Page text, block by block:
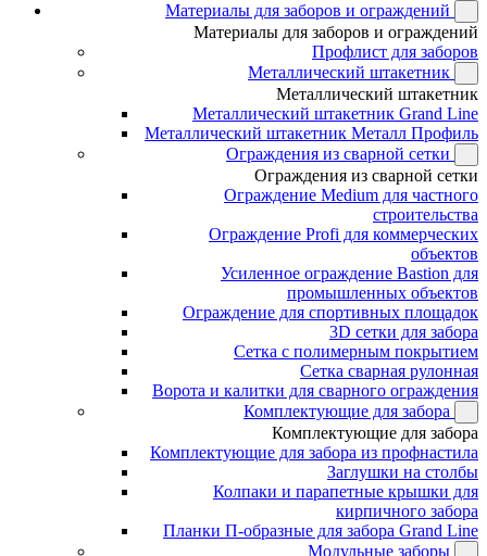
Материалы для заборов и ограждений
Материалы для заборов и ограждений
Профлист для заборов
Металлический штакетник
Металлический штакетник
Металлический штакетник Grand Line
Металлический штакетник Металл Профиль
Ограждения из сварной сетки
Ограждения из сварной сетки
Ограждение Medium для частного
строительства
Ограждение Profi для коммерческих
объектов
Усиленное ограждение Bastion для
промышленных объектов
Ограждение для спортивных площадок
3D сетки для забора
Сетка с полимерным покрытием
Сетка сварная рулонная
Ворота и калитки для сварного ограждения
Комплектующие для забора
Комплектующие для забора
Комплектующие для забора из профнастила
Заглушки на столбы
Колпаки и парапетные крышки для
кирпичного забора
Планки П-образные для забора Grand Line
Модульные заборы